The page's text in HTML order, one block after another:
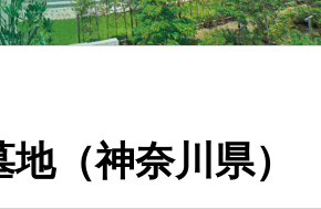
（神奈川県）